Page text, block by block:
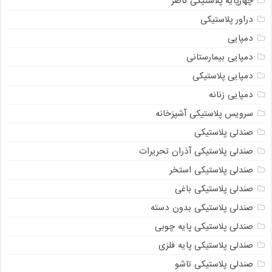
دراور پلاستیکی
دمپایی
دمپایی بیمارستانی
دمپایی پلاستیکی
دمپایی زنانه
سرویس پلاستیکی آشپزخانه
صندلی پلاستیکی
صندلی پلاستیکی آذران تحریرات
صندلی پلاستیکی استخر
صندلی پلاستیکی باغی
صندلی پلاستیکی بدون دسته
صندلی پلاستیکی پایه چوبی
صندلی پلاستیکی پایه فلزی
صندلی پلاستیکی تاشو